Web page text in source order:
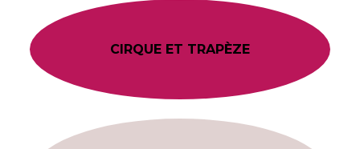
CIRQUE ET TRAPÈZE